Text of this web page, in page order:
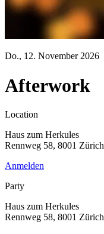
Do., 12. November 2026
Afterwork
Location
Haus zum Herkules
Rennweg 58, 8001 Zürich
Anmelden
Party
Haus zum Herkules
Rennweg 58, 8001 Zürich